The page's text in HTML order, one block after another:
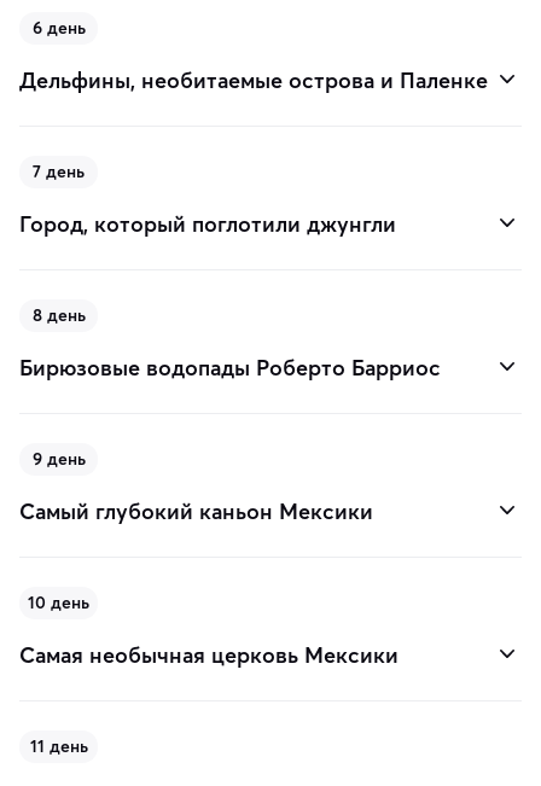
6 день
Дельфины, необитаемые острова и Паленке
7 день
Город, который поглотили джунгли
8 день
Бирюзовые водопады Роберто Барриос
9 день
Самый глубокий каньон Мексики
10 день
Самая необычная церковь Мексики
11 день